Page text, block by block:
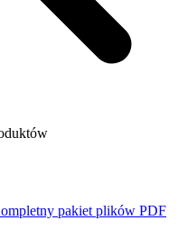
pakiet plików PDF